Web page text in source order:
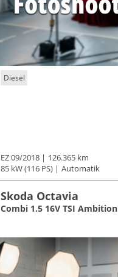
Diesel
EZ 09/2018
126.365 km
85 kW (116 PS)
Automatik
Skoda Octavia
Combi 1.5 16V TSI Ambition